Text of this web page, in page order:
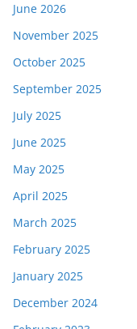
June 2026
November 2025
October 2025
September 2025
July 2025
June 2025
May 2025
April 2025
March 2025
February 2025
January 2025
December 2024